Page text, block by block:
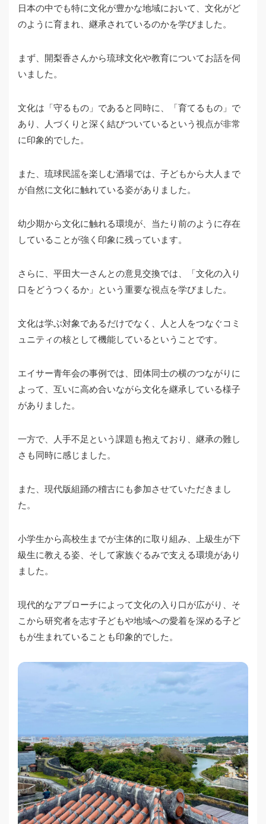
日本の中でも特に文化が豊かな地域において、文化がど
のように育まれ、継承されているのかを学びました。
まず、開梨香さんから琉球文化や教育についてお話を伺
いました。
文化は「守るもの」であると同時に、「育てるもの」で
あり、人づくりと深く結びついているという視点が非常
に印象的でした。
また、琉球民謡を楽しむ酒場では、子どもから大人まで
が自然に文化に触れている姿がありました。
幼少期から文化に触れる環境が、当たり前のように存在
していることが強く印象に残っています。
さらに、平田大一さんとの意見交換では、「文化の入り
口をどうつくるか」という重要な視点を学びました。
文化は学ぶ対象であるだけでなく、人と人をつなぐコミ
ュニティの核として機能しているということです。
エイサー青年会の事例では、団体同士の横のつながりに
よって、互いに高め合いながら文化を継承している様子
がありました。
一方で、人手不足という課題も抱えており、継承の難し
さも同時に感じました。
また、現代版組踊の稽古にも参加させていただきまし
た。
小学生から高校生までが主体的に取り組み、上級生が下
級生に教える姿、そして家族ぐるみで支える環境があり
ました。
現代的なアプローチによって文化の入り口が広がり、そ
こから研究者を志す子どもや地域への愛着を深める子ど
もが生まれていることも印象的でした。